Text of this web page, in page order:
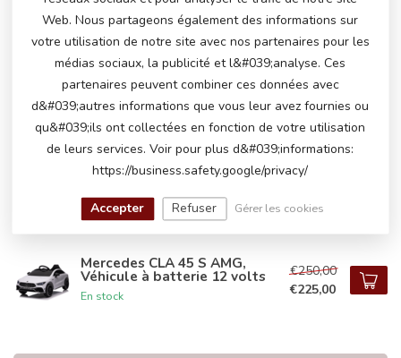
PRODUITS CONNEXES
Mercedes-Benz GT4 AMG
En stock
€300,00
€269,00
Mercedes CLA 45 S AMG,
Véhicule à batterie 12 volts
En stock
€260,00
Mercedes CLA 45 S AMG,
Véhicule à batterie 12 volts
En stock
€250,00
€225,00
Web. Nous partageons également des informations sur
votre utilisation de notre site avec nos partenaires pour les
médias sociaux, la publicité et l&#039;analyse. Ces
partenaires peuvent combiner ces données avec
d&#039;autres informations que vous leur avez fournies ou
qu&#039;ils ont collectées en fonction de votre utilisation
de leurs services. Voir pour plus d&#039;informations:
https://business.safety.google/privacy/
Accepter Refuser Gérer les cookies